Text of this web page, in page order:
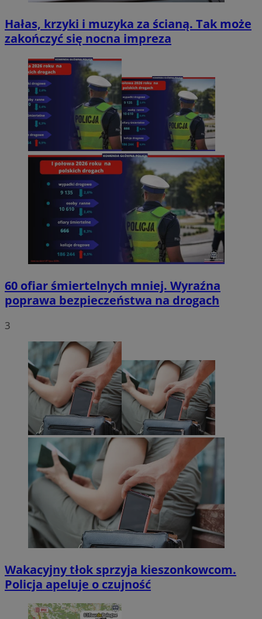
Hałas, krzyki i muzyka za ścianą. Tak może
zakończyć się nocna impreza
60 ofiar śmiertelnych mniej. Wyraźna
poprawa bezpieczeństwa na drogach
3
Wakacyjny tłok sprzyja kieszonkowcom.
Policja apeluje o czujność